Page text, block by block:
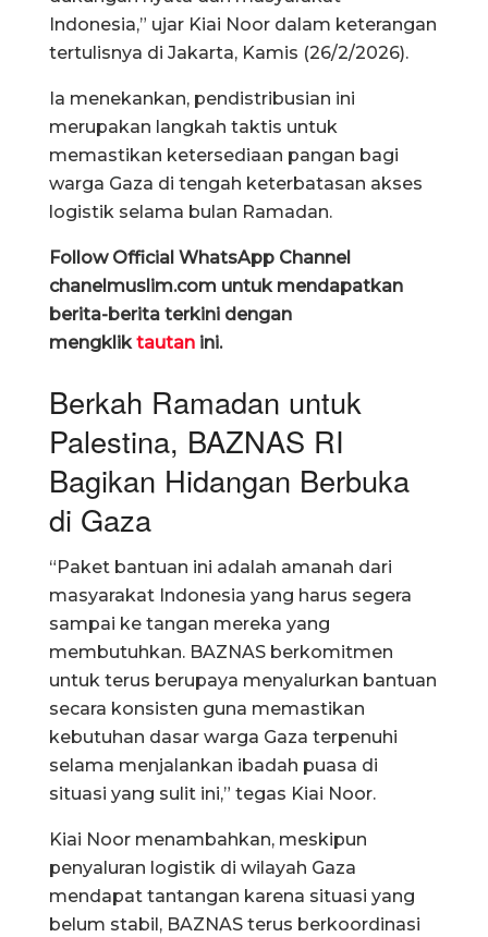
Indonesia,” ujar Kiai Noor dalam keterangan
tertulisnya di Jakarta, Kamis (26/2/2026).
Ia menekankan, pendistribusian ini
merupakan langkah taktis untuk
memastikan ketersediaan pangan bagi
warga Gaza di tengah keterbatasan akses
logistik selama bulan Ramadan.
Follow Official WhatsApp Channel
chanelmuslim.com untuk mendapatkan
berita-berita terkini dengan
mengkliktautan ini.
Berkah Ramadan untuk
Palestina, BAZNAS RI
Bagikan Hidangan Berbuka
di Gaza
“Paket bantuan ini adalah amanah dari
masyarakat Indonesia yang harus segera
sampai ke tangan mereka yang
membutuhkan. BAZNAS berkomitmen
untuk terus berupaya menyalurkan bantuan
secara konsisten guna memastikan
kebutuhan dasar warga Gaza terpenuhi
selama menjalankan ibadah puasa di
situasi yang sulit ini,” tegas Kiai Noor.
Kiai Noor menambahkan, meskipun
penyaluran logistik di wilayah Gaza
mendapat tantangan karena situasi yang
belum stabil, BAZNAS terus berkoordinasi